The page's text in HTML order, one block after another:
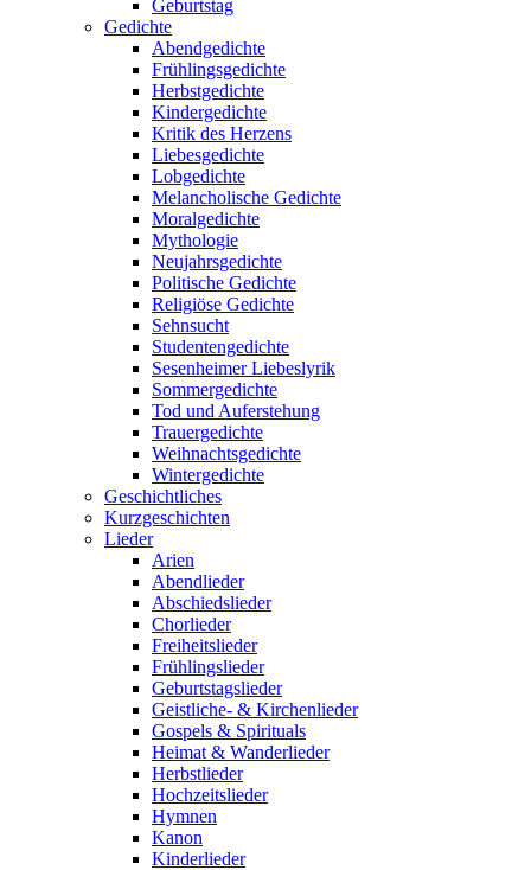
Geburtstag
Gedichte
Abendgedichte
Frühlingsgedichte
Herbstgedichte
Kindergedichte
Kritik des Herzens
Liebesgedichte
Lobgedichte
Melancholische Gedichte
Moralgedichte
Mythologie
Neujahrsgedichte
Politische Gedichte
Religiöse Gedichte
Sehnsucht
Studentengedichte
Sesenheimer Liebeslyrik
Sommergedichte
Tod und Auferstehung
Trauergedichte
Weihnachtsgedichte
Wintergedichte
Geschichtliches
Kurzgeschichten
Lieder
Arien
Abendlieder
Abschiedslieder
Chorlieder
Freiheitslieder
Frühlingslieder
Geburtstagslieder
Geistliche- & Kirchenlieder
Gospels & Spirituals
Heimat & Wanderlieder
Herbstlieder
Hochzeitslieder
Hymnen
Kanon
Kinderlieder